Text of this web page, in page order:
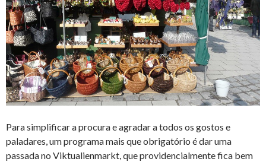
Para simplificar a procura e agradar a todos os gostos e
paladares, um programa mais que obrigatório é dar uma
passada no Viktualienmarkt, que providencialmente fica bem